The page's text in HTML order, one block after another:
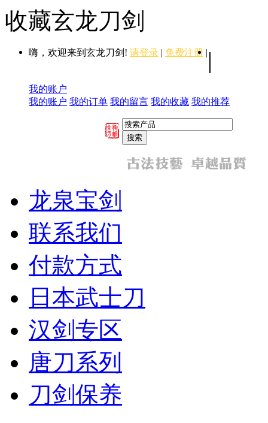
收藏玄龙刀剑
嗨，欢迎来到玄龙刀剑! 请登录 | 免费注册 | |
我的账户
我的账户 我的订单 我的留言 我的收藏 我的推荐
龙泉宝剑
联系我们
付款方式
日本武士刀
汉剑专区
唐刀系列
刀剑保养